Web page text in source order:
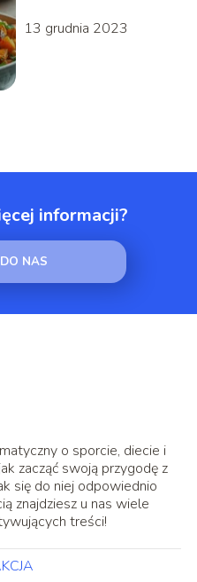
13 grudnia 2023
informacji?
NAS
o sporcie, diecie i
zacząć swoją przygodę z
się do niej odpowiednio
znajdziesz u nas wiele
treści!